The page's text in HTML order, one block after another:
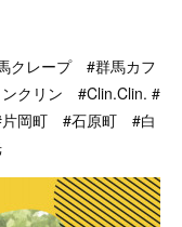
レープ #群馬カフ
リン #Clin.Clin. #
岡町 #石原町 #白